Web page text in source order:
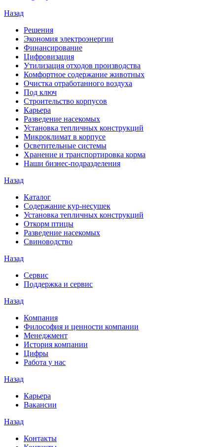
Назад
Решения
Экономия электроэнергии
Финансирование
Цифровизация
Утилизация отходов производства
Комфортное содержание животных
Очистка отработанного воздуха
Под ключ
Строительство корпусов
Карьера
Разведение насекомых
Установка тепличных конструкций
Микроклимат в корпусе
Осветительные системы
Хранение и транспортировка корма
Наши бизнес-подразделения
Назад
Каталог
Содержание кур-несушек
Установка тепличных конструкций
Откорм птицы
Разведение насекомых
Свиноводство
Назад
Сервис
Поддержка и сервис
Назад
Компания
Философия и ценности компании
Менеджмент
История компании
Цифры
Работа у нас
Назад
Карьера
Вакансии
Назад
Контакты